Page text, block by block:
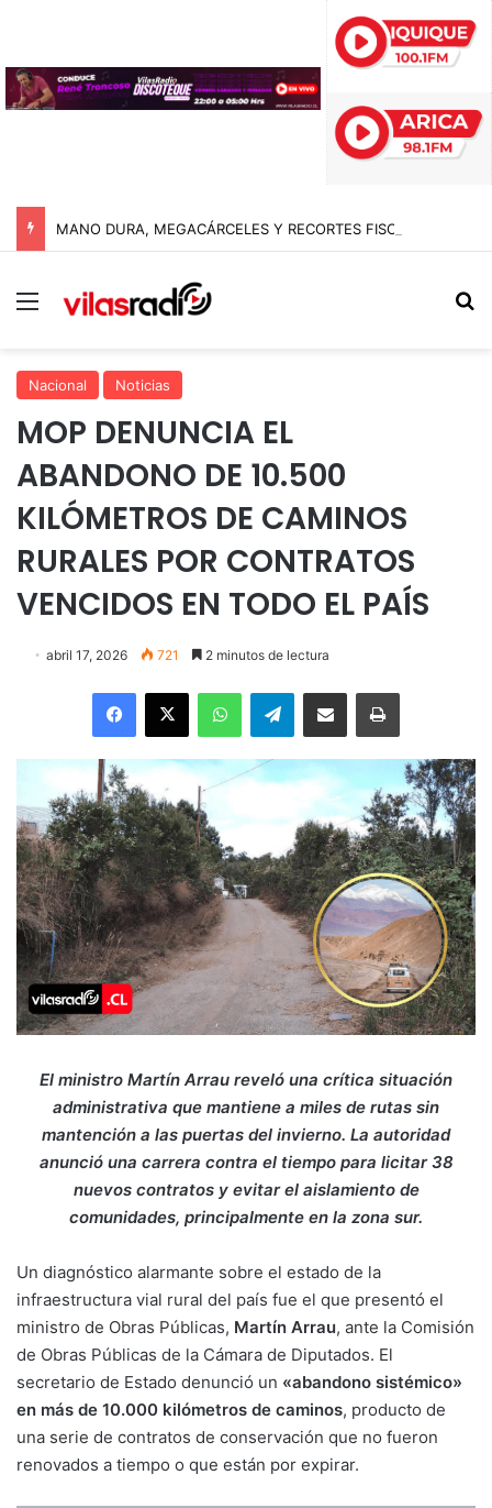
Menú
Nacional Noticias
MOP DENUNCIA EL
ABANDONO DE 10.500
KILÓMETROS DE CAMINOS
RURALES POR CONTRATOS
VENCIDOS EN TODO EL PAÍS
abril 17, 2026 721 2 minutos de lectura
Facebook
X WhatsAppTelegramEnviar vía email Imprimir
El ministro Martín Arrau reveló una crítica situación
administrativa que mantiene a miles de rutas sin
mantención a las puertas del invierno. La autoridad
anunció una carrera contra el tiempo para licitar 38
nuevos contratos y evitar el aislamiento de
comunidades, principalmente en la zona sur.
Un diagnóstico alarmante sobre el estado de la
infraestructura vial rural del país fue el que presentó el
ministro de Obras Públicas, Martín Arrau, ante la Comisión
de Obras Públicas de la Cámara de Diputados. El
secretario de Estado denunció un «abandono sistémico»
en más de 10.000 kilómetros de caminos, producto de
una serie de contratos de conservación que no fueron
renovados a tiempo o que están por expirar.